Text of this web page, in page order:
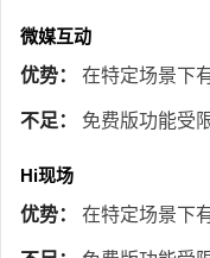
微媒互动
优势：
在特定场景下
不足： 免费版功能受
Hi现场
优势：
在特定场景下